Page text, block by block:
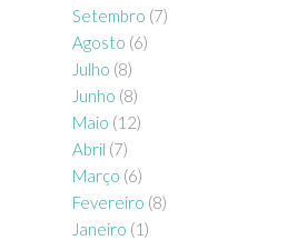
Setembro (7)
Agosto (6)
Julho (8)
Junho (8)
Maio (12)
Abril (7)
Março (6)
Fevereiro (8)
Janeiro (1)